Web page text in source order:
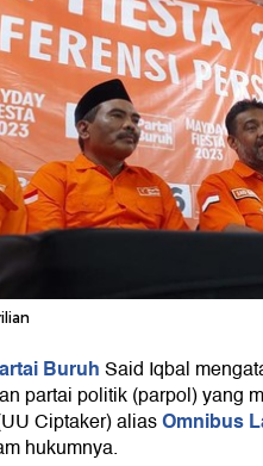
BuruhSaid Iqbal
partai politik (parpol) yang
Ciptaker) aliasOmnibus
hukumnya.